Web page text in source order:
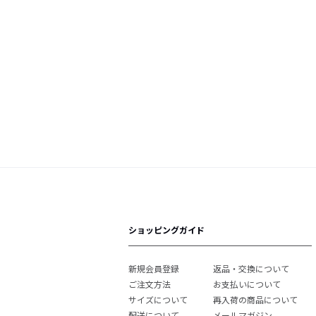
ショッピングガイド
新規会員登録
ご注文方法
サイズについて
返品・交換について
お支払いについて
再入荷の商品について